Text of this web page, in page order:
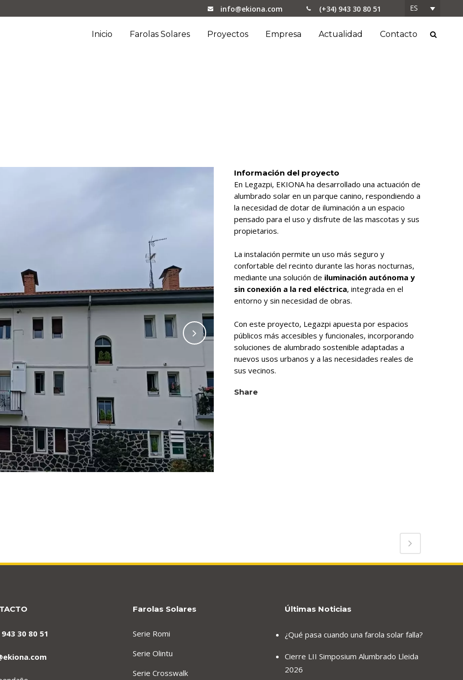
info@ekiona.com (+34) 943 30 80 51 ES
Inicio Farolas Solares Proyectos Empresa Actualidad Contacto
Información del proyecto
En Legazpi, EKIONA ha desarrollado una actuación de
alumbrado solar en un parque canino, respondiendo a
la necesidad de dotar de iluminación a un espacio
pensado para el uso y disfrute de las mascotas y sus
propietarios.
La instalación permite un uso más seguro y
confortable del recinto durante las horas nocturnas,
mediante una solución de iluminación autónoma y
sin conexión a la red eléctrica, integrada en el
entorno y sin necesidad de obras.
Con este proyecto, Legazpi apuesta por espacios
públicos más accesibles y funcionales, incorporando
soluciones de alumbrado sostenible adaptadas a
nuevos usos urbanos y a las necesidades reales de
sus vecinos.
Share
943 30 80 51
Farolas Solares
Serie Romi
Serie Olintu
Serie Crosswalk
Últimas Noticias
¿Qué pasa cuando una farola solar falla?
Cierre LII Simposium Alumbrado Lleida
2026